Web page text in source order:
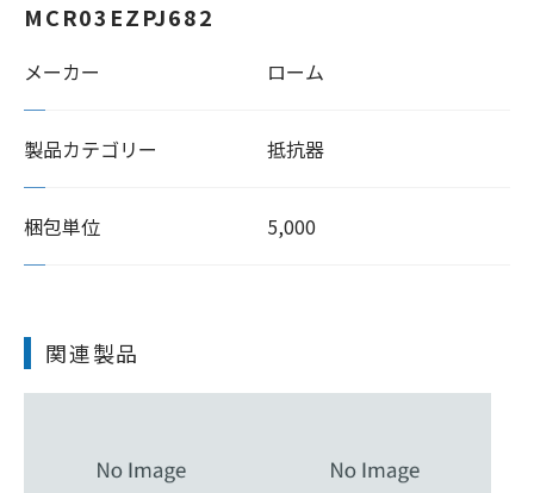
MCR03EZPJ682
メーカー ローム
製品カテゴリー 抵抗器
梱包単位 5,000
関連製品